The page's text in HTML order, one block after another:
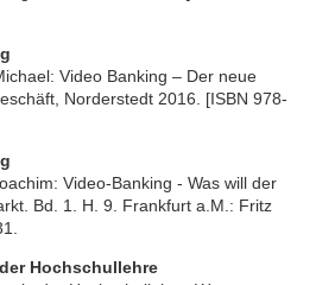
Video Banking – Der neue
Norderstedt 2016. [ISBN 978-
Video-Banking - Was will der
Bd. 1. H. 9. Frankfurt a.M.: Fritz
Hochschullehre